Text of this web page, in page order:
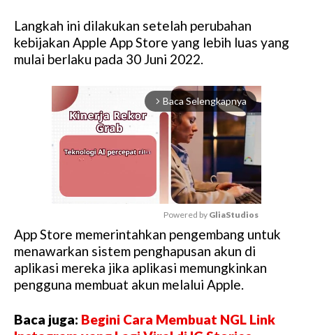
Langkah ini dilakukan setelah perubahan
kebijakan Apple App Store yang lebih luas yang
mulai berlaku pada 30 Juni 2022.
arrow_forward_ios Baca Selengkapnya
M
u
t
e
Powered by GliaStudios
App Store memerintahkan pengembang untuk
menawarkan sistem penghapusan akun di
aplikasi mereka jika aplikasi memungkinkan
pengguna membuat akun melalui Apple.
Baca juga: Begini Cara Membuat NGL Link